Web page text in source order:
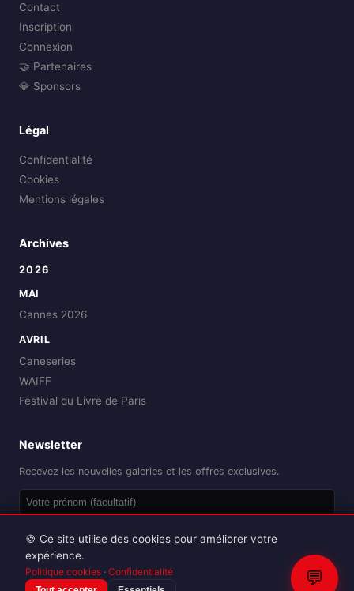
Contact
Inscription
Connexion
🤝 Partenaires
💎 Sponsors
Légal
Confidentialité
Cookies
Mentions légales
Archives
2026
MAI
Cannes 2026
AVRIL
Caneseries
WAIFF
Festival du Livre de Paris
Newsletter
Recevez les nouvelles galeries et les offres exclusives.
💬
🍪 Ce site utilise des cookies pour améliorer votre
expérience.
Politique cookies · Confidentialité